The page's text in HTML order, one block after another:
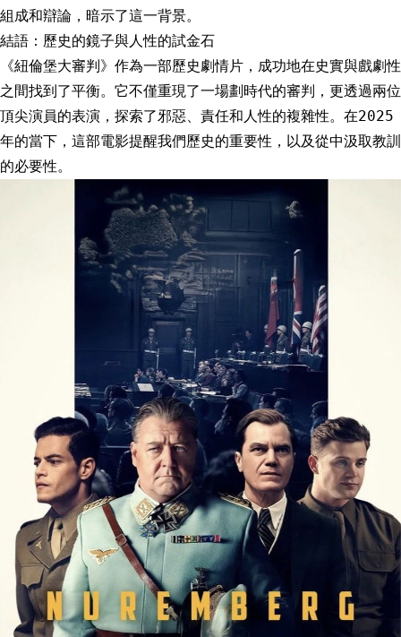
組成和辯論，暗示了這一背景。
結語：歷史的鏡子與人性的試金石
《紐倫堡大審判》作為一部歷史劇情片，成功地在史實與戲劇性
之間找到了平衡。它不僅重現了一場劃時代的審判，更透過兩位
頂尖演員的表演，探索了邪惡、責任和人性的複雜性。在2025
年的當下，這部電影提醒我們歷史的重要性，以及從中汲取教訓
的必要性。